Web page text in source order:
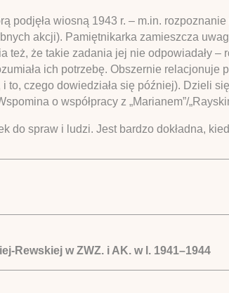
podjęła wiosną 1943 r. – m.in.
akcji). Pamiętnikarka zamieszcza
że takie zadania jej nie odpowiadały –
ich potrzebę. Obszernie
to, czego dowiedziała się później). Dzieli
o współpracy z „Marianem”/
do spraw i ludzi. Jest bardzo dokładna,
Rewskiej w ZWZ. i AK. w l. 1941–1944